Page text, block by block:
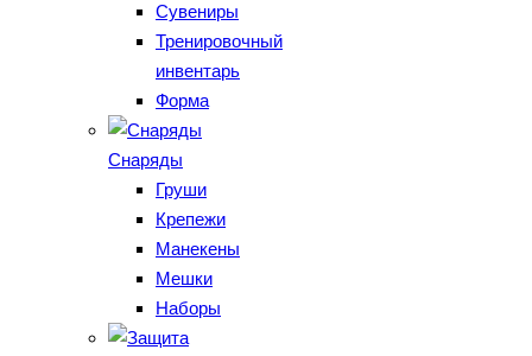
Сувениры
Тренировочный
инвентарь
Форма
Снаряды
Груши
Крепежи
Манекены
Мешки
Наборы